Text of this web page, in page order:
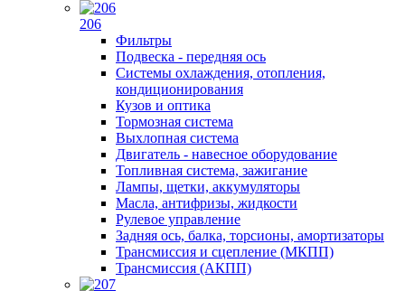
206
Фильтры
Подвеска - передняя ось
Системы охлаждения, отопления,
кондиционирования
Кузов и оптика
Тормозная система
Выхлопная система
Двигатель - навесное оборудование
Топливная система, зажигание
Лампы, щетки, аккумуляторы
Масла, антифризы, жидкости
Рулевое управление
Задняя ось, балка, торсионы, амортизаторы
Трансмиссия и сцепление (МКПП)
Трансмиссия (АКПП)